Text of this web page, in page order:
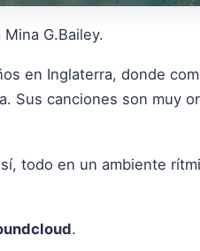
G.Bailey.
en Inglaterra, donde
Sus canciones son muy
todo en un ambiente
.